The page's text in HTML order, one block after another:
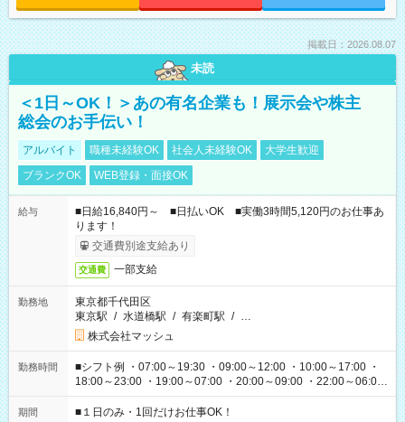
掲載日：2026.08.07
未読
＜1日～OK！＞あの有名企業も！展示会や株主
総会のお手伝い！
アルバイト 職種未経験OK 社会人未経験OK
大学生歓迎
ブランクOK
WEB登録・面接OK
給与
■日給16,840円～ ■日払いOK ■実働3時間5,120円のお仕事あ
ります！
交通費別途支給あり
交通費 一部支給
勤務地
東京都千代田区
東京駅 / 水道橋駅 / 有楽町駅 / …
株式会社マッシュ
勤務時間
■シフト例 ・07:00～19:30 ・09:00～12:00 ・10:00～17:00 ・
18:00～23:00 ・19:00～07:00 ・20:00～09:00 ・22:00～06:00
etc ★最短で3時間で5,120円のお仕事から 15時間で2万円近く稼
げるお仕事も！ ご希望のお時間に合わせてご紹介！ ※シフトは
期間 ■１日のみ・1回だけお仕事OK！